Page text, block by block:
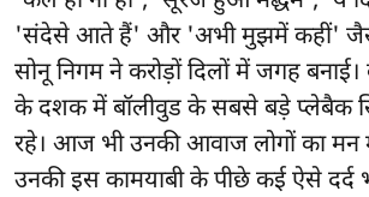
'संदेसे आते हैं' और 'अभी मुझमें कहीं' जैसे
सोनू निगम ने करोड़ों दिलों में जगह
के दशक में बॉलीवुड के सबसे बड़े प्लेबैक
रहे। आज भी उनकी आवाज लोगों का मन
उनकी इस कामयाबी के पीछे कई ऐसे दर्द